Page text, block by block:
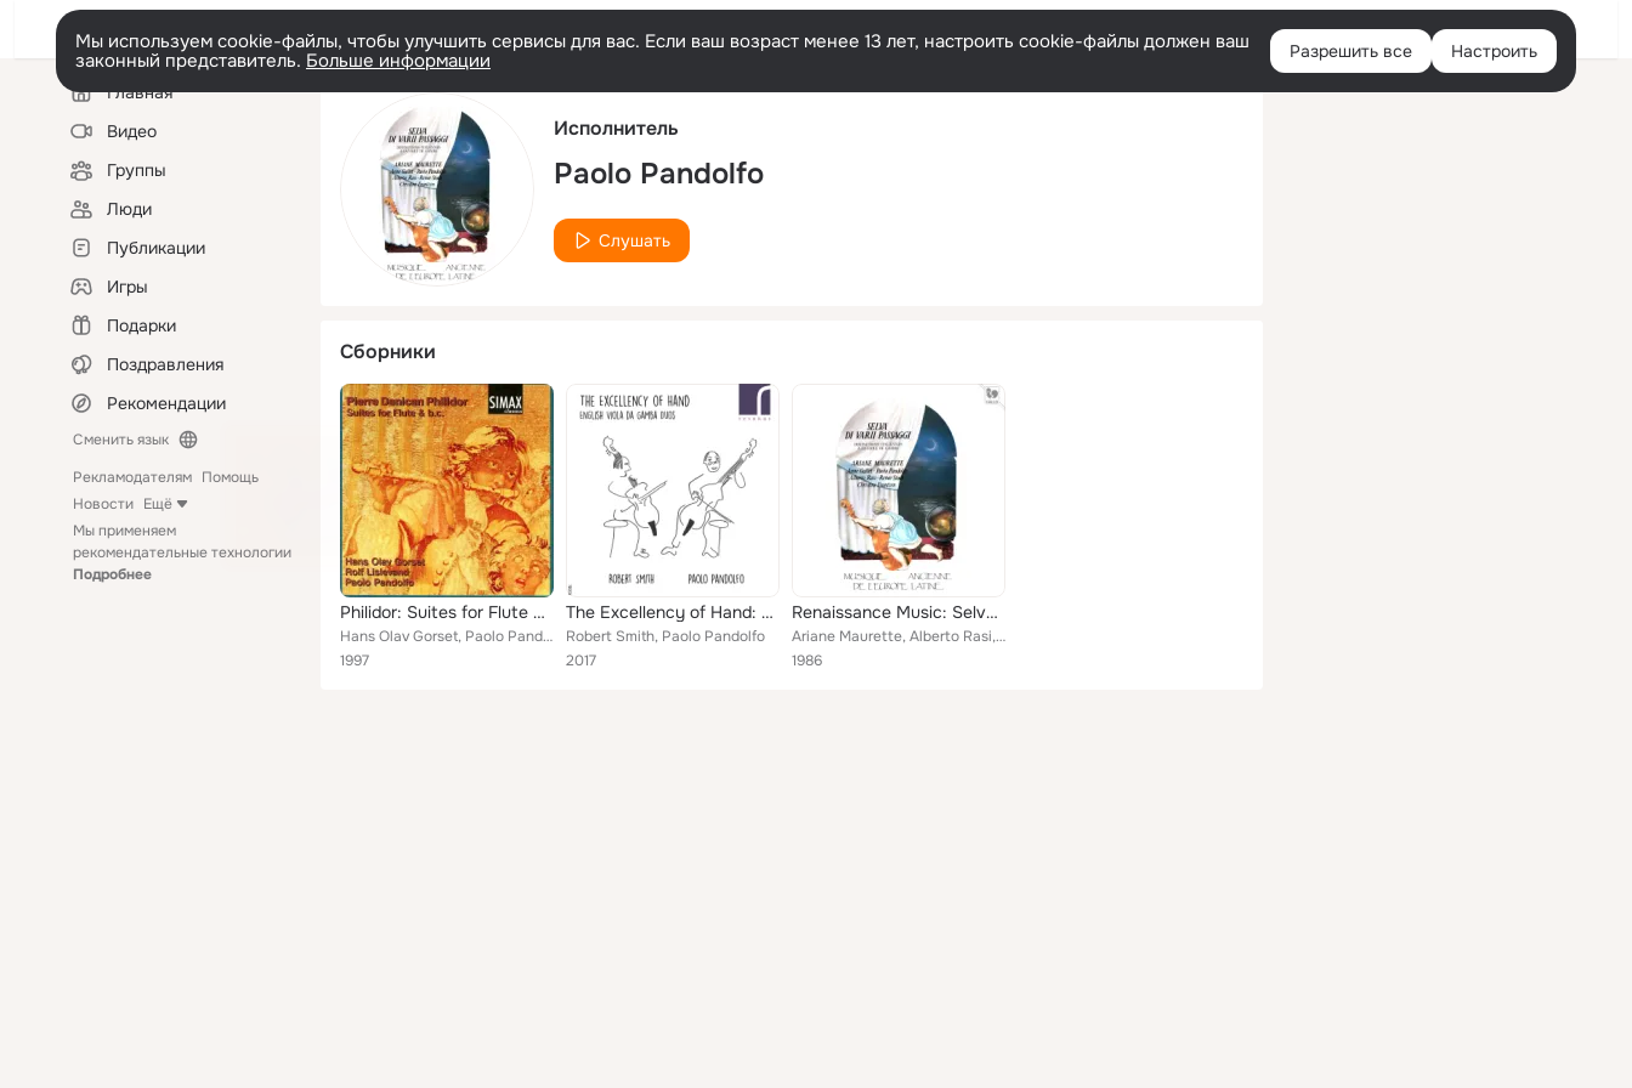
Русский Войти
Мы используем cookie-файлы, чтобы улучшить сервисы для вас. Если ваш возраст менее 13 лет, настроить cookie-файлы должен ваш
законный представитель. Больше информации Разрешить все Настроить
Левая
колонкаГлавная
Видео
Группы
Люди
Публикации
Игры
Подарки
Поздравления
Рекомендации
Сменить язык
Рекламодателям Помощь
Новости Ещё
Мы применяем
рекомендательные технологии
Подробнее
Исполнитель
Paolo Pandolfo
Слушать
Сборники
Philidor: Suites for Flute and B. C.
Hans Olav Gorset, Paolo Pandolfo, Rolf Lislevand
1997
The Excellency of Hand: English Viola da Gamba Duos
Robert Smith, Paolo Pandolfo
2017
Renaissance Music: Selva di Varii Passaggi
Ariane Maurette, Alberto Rasi, Paolo Pandolfo
1986